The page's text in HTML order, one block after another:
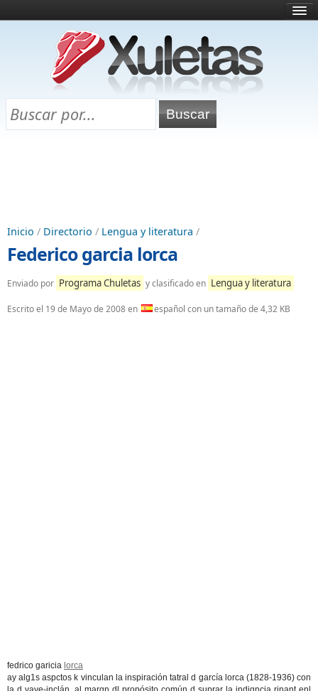
¿Qué es esto?
Directorio
Chuletas para exámenes
Inicio / Directorio / Lengua y literatura /
Federico garcia lorca
Enviado por Programa Chuletas y clasificado en Lengua y literatura
Escrito el 19 de Mayo de 2008en español con un tamaño de 4,32 KB
fedrico garicia lorca
ay alg1s aspctos k vinculan la inspiración tatral d garcía lorca (1828-1936) con